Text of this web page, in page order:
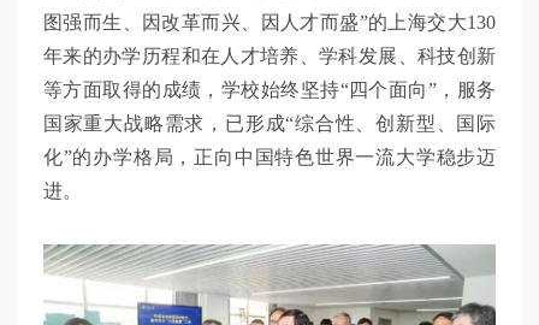
图强而生、因改革而兴、因人才而盛”的上海交大130
年来的办学历程和在人才培养、学科发展、科技创新
等方面取得的成绩，学校始终坚持“四个面向”，服务
国家重大战略需求，已形成“综合性、创新型、国际
化”的办学格局，正向中国特色世界一流大学稳步迈
进。